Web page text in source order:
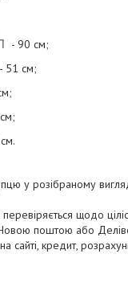
- 90 см;
- 51 см;
у розібраному
щодо
поштою або
сайті, кредит,